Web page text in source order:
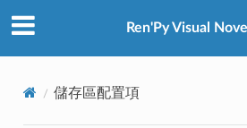
Ren'Py Visual
儲存區配置項